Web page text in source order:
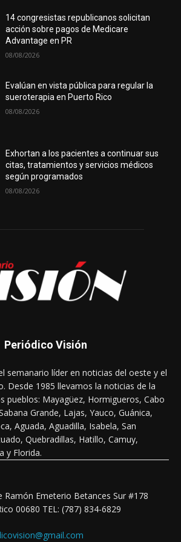
14 congresistas republicanos solicitan
acción sobre pagos de Medicare
Advantage en PR
08/08/2026
Evalúan en vista pública para regular la
sueroterapia en Puerto Rico
08/08/2026
Exhortan a los pacientes a continuar sus
citas, tratamientos y servicios médicos
según programados
08/08/2026
Periódico Visión
semanario líder en noticias del oeste y el
Desde 1985 llevamos la noticias de la
pueblos: Mayagüez, Hormigueros, Cabo
Grande, Lajas, Yauco, Guánica,
Aguada, Aguadilla, Isabela, San
Quebradillas, Hatillo, Camuy,
y Florida.
Ramón Emeterio Betances Sur #178
00680 TEL: (787) 834-6829